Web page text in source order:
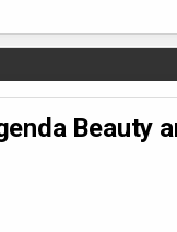
Beauty